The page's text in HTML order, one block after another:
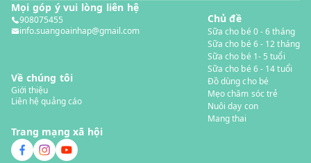
Mọi góp ý vui lòng liên hệ
908075455
info.suangoainhap@gmail.com
Về chúng tôi
Giới thiệu
Liên hệ quảng cáo
Trang mạng xã hội
Chủ đề
Sữa cho bé 0 - 6 tháng
Sữa cho bé 6 - 12 tháng
Sữa cho bé 1- 5 tuổi
Sữa cho bé 6 - 14 tuổi
Đồ dùng cho bé
Mẹo chăm sóc trẻ
Nuôi dạy con
Mang thai